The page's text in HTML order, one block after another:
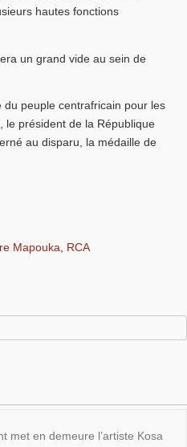
hautes fonctions
un grand vide au sein de
peuple centrafricain pour les
le président de la République
au disparu, la médaille de
Mapouka, RCA
met en demeure l’artiste Kosa